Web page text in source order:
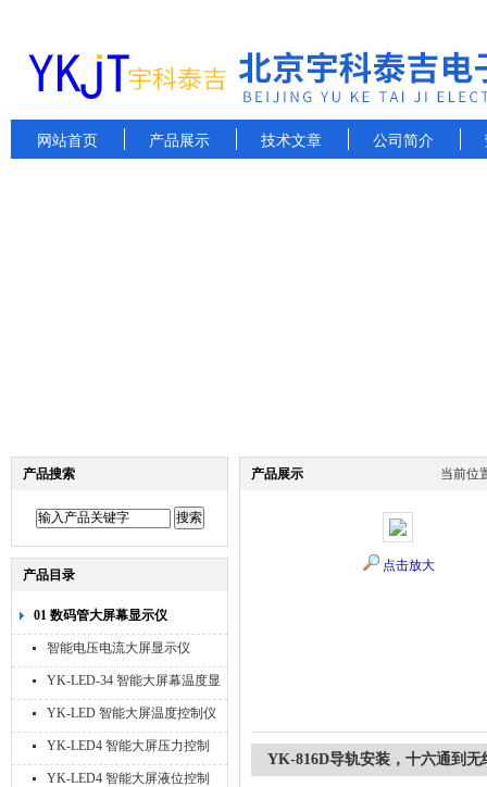
网站首页 产品展示 技术文章 公司简介
产品搜索
产品目录
01 数码管大屏幕显示仪
智能电压电流大屏显示仪
YK-LED-34 智能大屏幕温度显
示仪
YK-LED 智能大屏温度控制仪
YK-LED4 智能大屏压力控制
仪
YK-LED4 智能大屏液位控制
产品展示 当前位
点击放大
YK-816D导轨安装，十六通到无